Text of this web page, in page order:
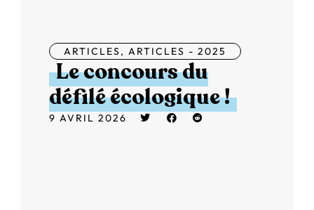
ARTICLES, ARTICLES - 2025
Le concours du
défilé écologique !
9 AVRIL 2026